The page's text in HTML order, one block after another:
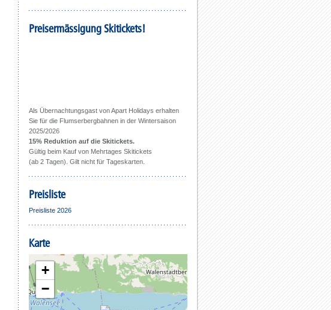
Preisermässigung Skitickets!
Als Übernachtungsgast von Apart Holidays erhalten
Sie für die Flumserbergbahnen in der Wintersaison
2025/2026
15% Reduktion auf die Skitickets.
Gültig beim Kauf von Mehrtages Skitickets
(ab 2 Tagen). Gilt nicht für Tageskarten.
Preisliste
Preisliste 2026
Karte
+
−